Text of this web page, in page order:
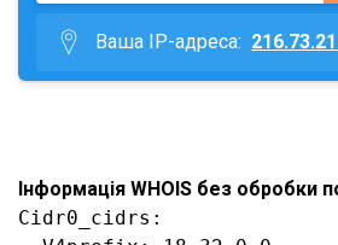
Ваша IP-адреса:
Інформація WHOIS без обробки
Cidr0_cidrs: